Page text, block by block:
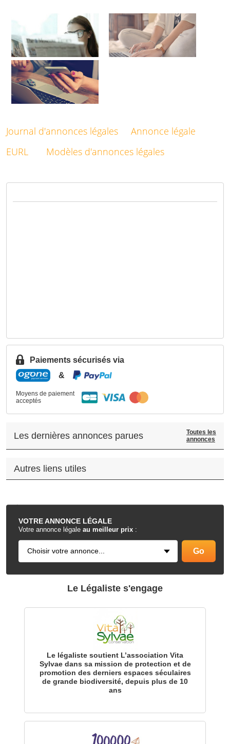
Journal d'annonces légales
Annonce légale
EURL
Modèles d'annonces légales
VOTREANNONCE LÉGALE
Votre annonce légale au meilleur prix :
Paiements sécurisés via
&
Moyens de paiement
acceptés
Les dernières annonces parues
Toutes les
annonces
Autres liens utiles
.
Le Légaliste s'engage
Le légaliste soutient L’association Vita
Sylvae dans sa mission de protection et de
promotion des derniers espaces séculaires
de grande biodiversité, depuis plus de 10
ans